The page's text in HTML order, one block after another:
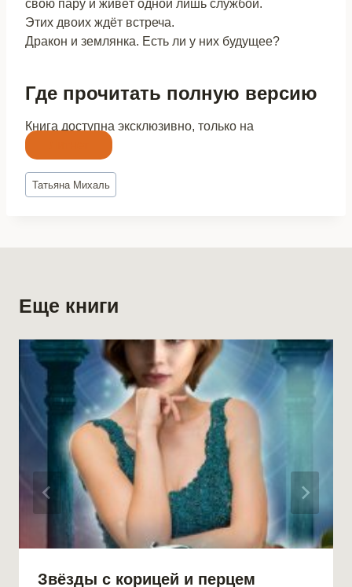
свою пару и живёт одной лишь службой.
Этих двоих ждёт встреча.
Дракон и землянка. Есть ли у них будущее?
Где прочитать полную версию
Книга доступна эксклюзивно, только на
Метки
записи:
Татьяна Михаль
Еще книги
Звёзды с корицей и перцем